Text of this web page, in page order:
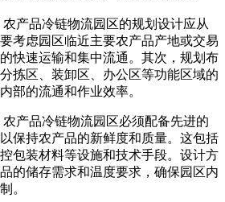
产品冷链物流园区的规划设计应从
考虑园区临近主要农产品产地或交易
快速运输和集中流通。其次，规划布
拣区、装卸区、办公区等功能区域的
部的流通和作业效率。
产品冷链物流园区必须配备先进的
保持农产品的新鲜度和质量。这包括
包装材料等设施和技术手段。设计方
的储存需求和温度要求，确保园区内
。